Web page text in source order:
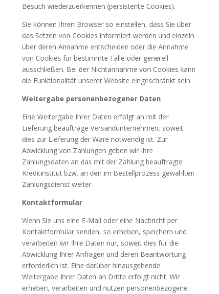
Besuch wiederzuerkennen (persistente Cookies).
Sie können Ihren Browser so einstellen, dass Sie über
das Setzen von Cookies informiert werden und einzeln
über deren Annahme entscheiden oder die Annahme
von Cookies für bestimmte Fälle oder generell
ausschließen. Bei der Nichtannahme von Cookies kann
die Funktionalität unserer Website eingeschränkt sein.
Weitergabe personenbezogener Daten
Eine Weitergabe Ihrer Daten erfolgt an mit der
Lieferung beauftrage Versandunternehmen, soweit
dies zur Lieferung der Ware notwendig ist. Zur
Abwicklung von Zahlungen geben wir Ihre
Zahlungsdaten an das mit der Zahlung beauftragte
Kreditinstitut bzw. an den im Bestellprozess gewählten
Zahlungsdienst weiter.
Kontaktformular
Wenn Sie uns eine E-Mail oder eine Nachricht per
Kontaktformular senden, so erheben, speichern und
verarbeiten wir Ihre Daten nur, soweit dies für die
Abwicklung Ihrer Anfragen und deren Beantwortung
erforderlich ist. Eine darüber hinausgehende
Weitergabe Ihrer Daten an Dritte erfolgt nicht. Wir
erheben, verarbeiten und nutzen personenbezogene